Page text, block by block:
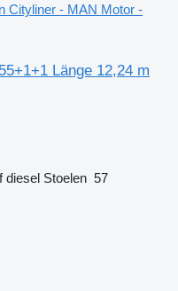
Cityliner - MAN Motor -
Länge 12,24 m
diesel Stoelen 57